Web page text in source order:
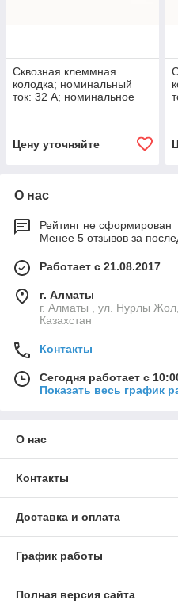
Сквозная клеммная
колодка; номинальный
ток: 32 А; номинальное
Цену уточняйте
О нас
Рейтинг не сформирован
Менее 5 отзывов за
Работает с 21.08.2017
г. Алматы
г. Алматы , ул. Нурлы
Казахстан
Контакты
Сегодня работает с
Показать весь график
О нас
Контакты
Доставка и оплата
График работы
Полная версия сайта